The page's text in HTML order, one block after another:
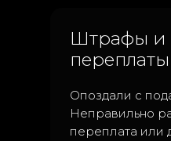
Опоздали с
Неправильно
переплата или
Штрафы и
переплаты